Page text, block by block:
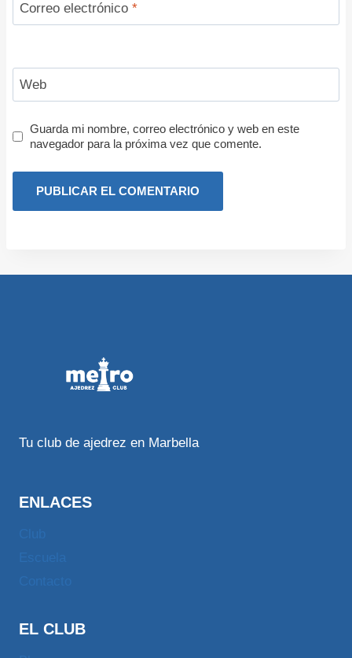
Correo electrónico *
Web
Guarda mi nombre, correo electrónico y web en este
navegador para la próxima vez que comente.
Tu club de ajedrez en Marbella
ENLACES
EL CLUB